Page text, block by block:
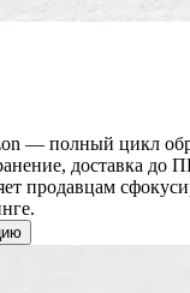
— полный цикл
доставка до
продавцам